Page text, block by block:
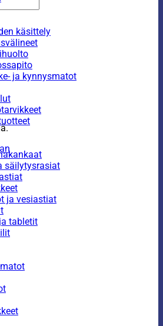
käsittely
ja kynnysmatot
säilytysrasiat
ja vesiastiat
tabletit